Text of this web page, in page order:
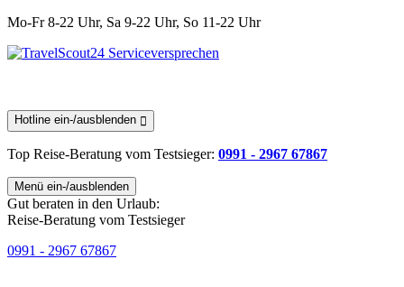
Mo-Fr 8-22 Uhr, Sa 9-22 Uhr, So 11-22 Uhr
Hotline ein-/ausblenden
Top Reise-Beratung vom Testsieger: 0991 - 2967 67867
Menü ein-/ausblenden
Gut beraten in den Urlaub:
Reise-Beratung vom Testsieger
0991 - 2967 67867